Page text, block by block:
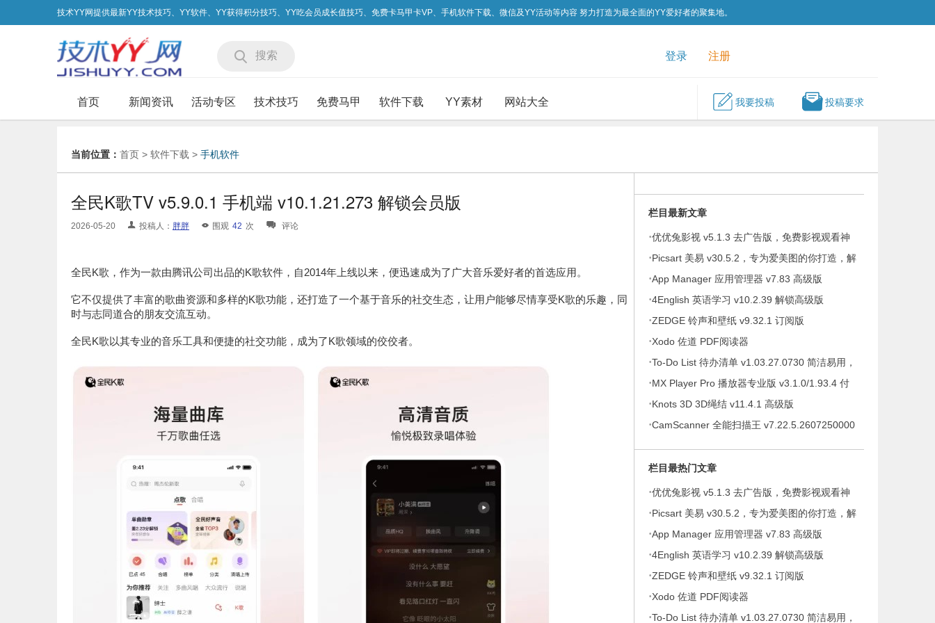
技术YY网提供最新YY技术技巧、YY软件、YY获得积分技巧、YY吃会员成长值技巧、免费卡马甲卡VP、手机软件下载、微信及YY活动等内容 努力打造为最全面的YY爱好者的聚集地。
搜索 登录 注册
首页 新闻资讯 活动专区 技术技巧 免费马甲 软件下载 YY素材 网站大全 我要投稿 投稿要求
当前位置： 首页 > 软件下载 > 手机软件
全民K歌TV v5.9.0.1 手机端 v10.1.21.273 解锁会员版
2026-05-20 投稿人： 胖胖 围观 42 次 评论
全民K歌，作为一款由腾讯公司出品的K歌软件，自2014年上线以来，便迅速成为了广大音乐爱好者的首选应用。
它不仅提供了丰富的歌曲资源和多样的K歌功能，还打造了一个基于音乐的社交生态，让用户能够尽情享受K歌的乐趣，同
时与志同道合的朋友交流互动。
全民K歌以其专业的音乐工具和便捷的社交功能，成为了K歌领域的佼佼者。
栏目最新文章
·优优兔影视 v5.1.3 去广告版，免费影视观看神
器
·Picsart 美易 v30.5.2，专为爱美图的你打造，解
锁高级版
·App Manager 应用管理器 v7.83 高级版
·4English 英语学习 v10.2.39 解锁高级版
·ZEDGE 铃声和壁纸 v9.32.1 订阅版
·Xodo 佐道 PDF阅读器
·To-Do List 待办清单 v1.03.27.0730 简洁易用，
待办事项、时间管理软件，解锁专业版
·MX Player Pro 播放器专业版 v3.1.0/1.93.4 付
费专业版
·Knots 3D 3D绳结 v11.4.1 高级版
·CamScanner 全能扫描王 v7.22.5.2607250000
栏目最热门文章
·优优兔影视 v5.1.3 去广告版，免费影视观看神
器
·Picsart 美易 v30.5.2，专为爱美图的你打造，解
锁高级版
·App Manager 应用管理器 v7.83 高级版
·4English 英语学习 v10.2.39 解锁高级版
·ZEDGE 铃声和壁纸 v9.32.1 订阅版
·Xodo 佐道 PDF阅读器
·To-Do List 待办清单 v1.03.27.0730 简洁易用，